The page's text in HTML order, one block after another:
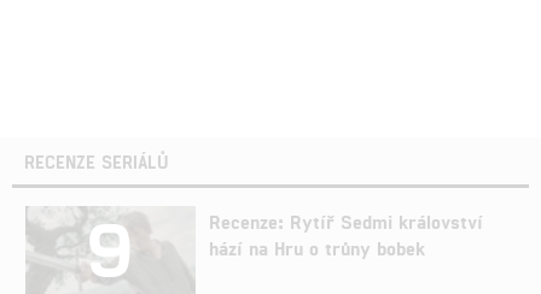
RECENZE SERIÁLŮ
9
Recenze: Rytíř Sedmi království
hází na Hru o trůny bobek